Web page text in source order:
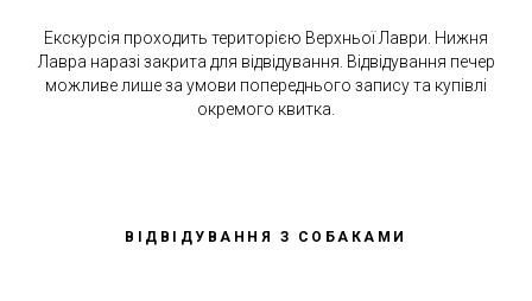
Екскурсія проходить територією Верхньої Лаври. Нижня
Лавра наразі закрита для відвідування. Відвідування печер
можливе лише за умови попереднього запису та купівлі
окремого квитка.
ВІДВІДУВАННЯ З СОБАКАМИ